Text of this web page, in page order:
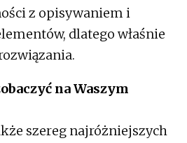
z opisywaniem i
dlatego właśnie
na Waszym
szereg najróżniejszych